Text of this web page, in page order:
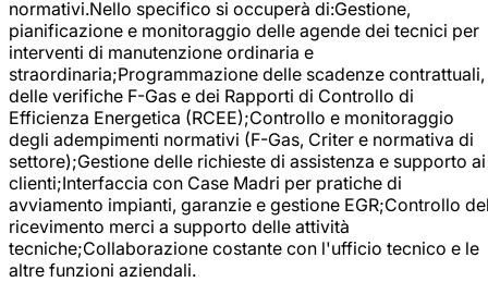
normativi.Nello specifico si occuperà di:Gestione,
pianificazione e monitoraggio delle agende dei tecnici per
interventi di manutenzione ordinaria e
straordinaria;Programmazione delle scadenze contrattuali,
delle verifiche F-Gas e dei Rapporti di Controllo di
Efficienza Energetica (RCEE);Controllo e monitoraggio
degli adempimenti normativi (F-Gas, Criter e normativa di
settore);Gestione delle richieste di assistenza e supporto ai
clienti;Interfaccia con Case Madri per pratiche di
avviamento impianti, garanzie e gestione EGR;Controllo
ricevimento merci a supporto delle attività
tecniche;Collaborazione costante con l'ufficio tecnico e le
altre funzioni aziendali.